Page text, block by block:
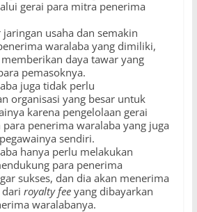
gerai para mitra penerima
jaringan usaha dan semakin
waralaba yang dimiliki,
daya tawar yang
pemasoknya.
juga tidak perlu
organisasi yang besar untuk
karena pengelolaan gerai
penerima waralaba yang juga
sendiri.
hanya perlu melakukan
para penerima
sukses, dan dia akan menerima
royalty feeyang dibayarkan
waralabanya.